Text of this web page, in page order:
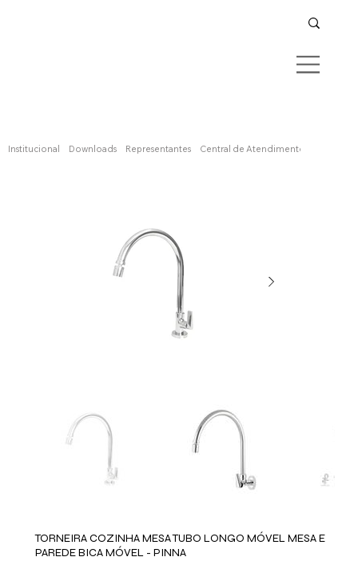
Confira aqui
Institucional Downloads Representantes Central de Atendimento
TORNEIRA COZINHA MESA TUBO LONGO MÓVEL MESA E
PAREDE BICA MÓVEL - PINNA